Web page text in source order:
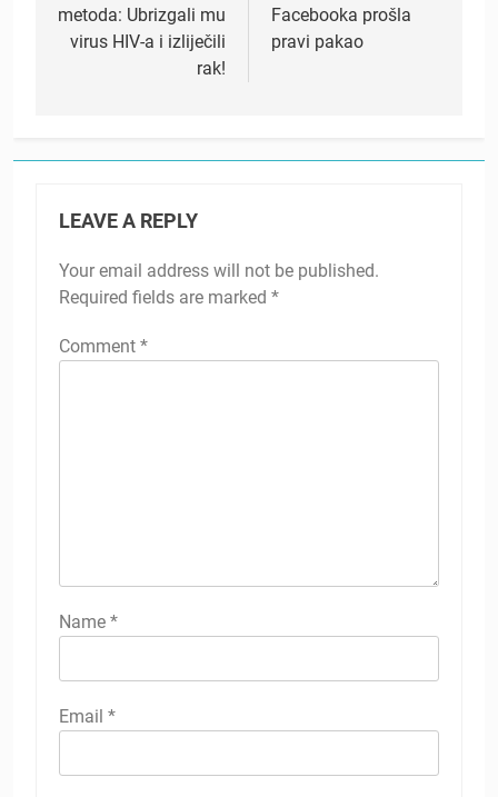
metoda: Ubrizgali mu
virus HIV-a i izliječili
rak!
Facebooka prošla
pravi pakao
LEAVE A REPLY
Your email address will not be published.
Required fields are marked *
Comment *
Name *
Email *